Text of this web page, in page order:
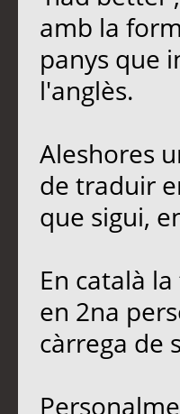
amb la
panys que
l'anglès.
Aleshores
de traduir
que sigui,
En català
en 2na
càrrega de